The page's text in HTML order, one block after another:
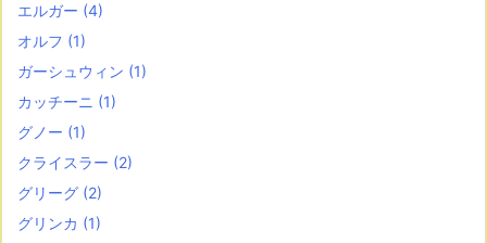
エルガー (4)
オルフ (1)
ガーシュウィン (1)
カッチーニ (1)
グノー (1)
クライスラー (2)
グリーグ (2)
グリンカ (1)